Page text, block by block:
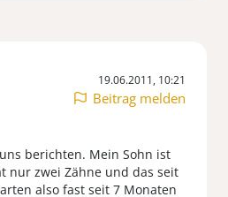
19.06.2011, 10:21
Beitrag melden
berichten. Mein Sohn ist
nur zwei Zähne und das seit
also fast seit 7 Monaten